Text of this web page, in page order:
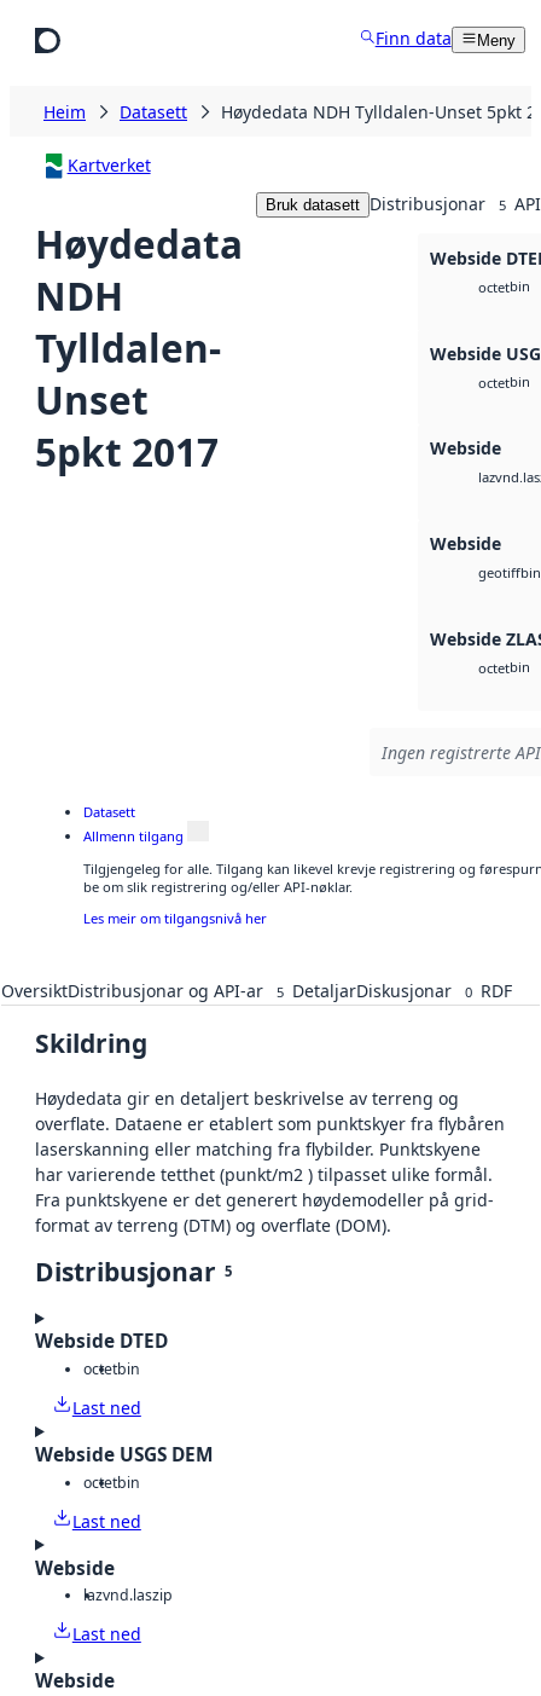
Finn data Meny
Heim Datasett Høydedata NDH Tylldalen-Unset 5pkt
Kartverket
Høydedata
NDH
Tylldalen-
Unset
5pkt 2017
Bruk datasett Distribusjonar 5
Webside
octetbin
Webside
octetbin
Webside
laz
Webside
geotiffbin
Webside
octetbin
Ingen registrerte
Datasett
Allmenn tilgang
Tilgjengeleg for alle. Tilgang kan likevel krevje registrering og
be om slik registrering og/eller API-nøklar.
Les meir om tilgangsnivå her
OversiktDistribusjonar og API-ar 5 DetaljarDiskusjonar 0 RDF
Skildring
Høydedata gir en detaljert beskrivelse av terreng og
overflate. Dataene er etablert som punktskyer fra flybåren
laserskanning eller matching fra flybilder. Punktskyene
har varierende tetthet (punkt/m2 ) tilpasset ulike formål.
Fra punktskyene er det generert høydemodeller på grid-
format av terreng (DTM) og overflate (DOM).
Distribusjonar 5
Webside DTED
octetbin
Last ned
Webside USGS DEM
octetbin
Last ned
Webside
lazvnd.laszip
Last ned
Webside